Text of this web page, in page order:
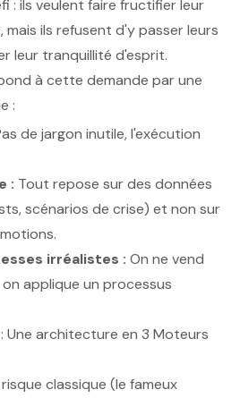
: ils veulent faire fructifier leur
ils refusent d'y passer leurs
leur tranquillité d'esprit.
à cette demande par une
:
de jargon inutile, l'exécution
: Tout repose sur des données
scénarios de crise) et non sur
irréalistes : On ne vend
applique un processus
Une architecture en 3 Moteurs
classique (le fameux